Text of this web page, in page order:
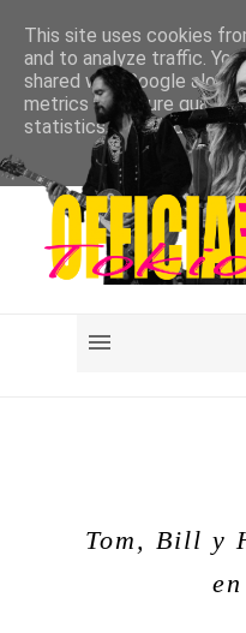
Tom, Bill y
This site uses cookies
and to analyze traffic.
shared with Google
metrics to ensure quality
statistics, and to detect
LEARN